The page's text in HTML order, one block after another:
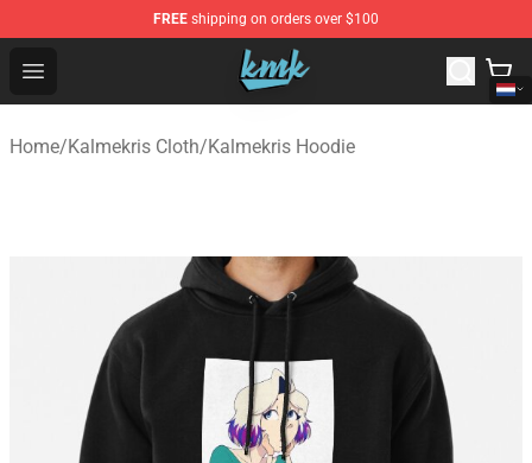
FREE shipping on orders over $100
Open menu
KallMeKris Store - Official KallMeKris Merchandise Shop
Home/Kalmekris Cloth/Kalmekris Hoodie